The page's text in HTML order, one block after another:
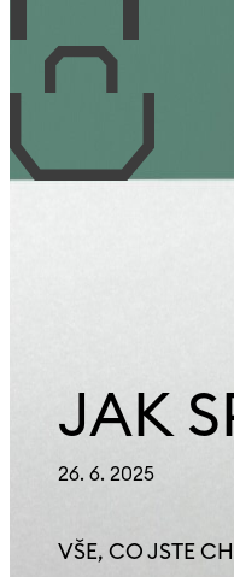
JAK
26. 6. 2025
VŠE, CO JSTE